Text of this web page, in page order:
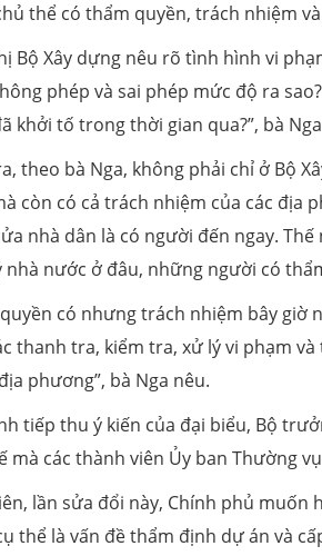
thể có thẩm quyền, trách nhiệm
Bộ Xây dựng nêu rõ tình hình vi
phép và sai phép mức độ ra
khởi tố trong thời gian qua?”, bà
theo bà Nga, không phải chỉ ở Bộ
còn có cả trách nhiệm của các địa
nhà dân là có người đến ngay.
nhà nước ở đâu, những người có
có nhưng trách nhiệm bây
thanh tra, kiểm tra, xử lý vi phạm
phương”, bà Nga nêu.
tiếp thu ý kiến của đại biểu, Bộ
mà các thành viên Ủy ban Thường
lần sửa đổi này, Chính phủ
thể là vấn đề thẩm định dự án và